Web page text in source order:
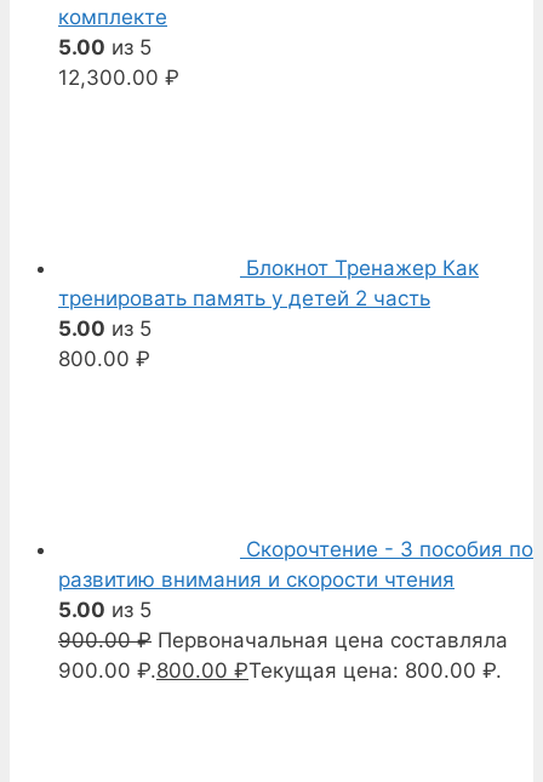
комплекте
5.00 из 5
12,300.00 ₽
Блокнот Тренажер Как
тренировать память у детей 2 часть
5.00 из 5
800.00 ₽
Скорочтение - 3 пособия по
развитию внимания и скорости чтения
5.00 из 5
900.00₽ Первоначальная цена составляла
900.00 ₽.800.00 ₽Текущая цена: 800.00 ₽.